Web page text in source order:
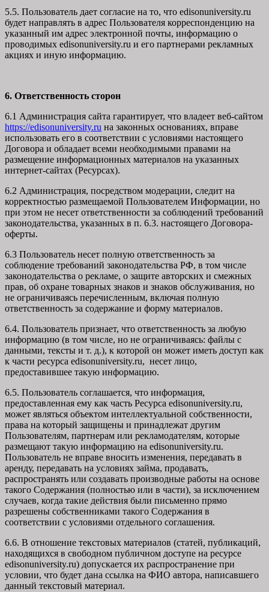
5.5. Пользователь дает согласие на то, что edisonuniversity.ru
будет направлять в адрес Пользователя корреспонденцию на
указанный им адрес электронной почты, информацию о
проводимых edisonuniversity.ru и его партнерами рекламных
акциях и иную информацию.
6. Ответственность сторон
6.1 Администрация сайта гарантирует, что владеет веб-сайтом
https://edisonuniversity.ru на законных основаниях, вправе
использовать его в соответствии с условиями настоящего
Договора и обладает всеми необходимыми правами на
размещение информационных материалов на указанных
интернет-сайтах (Ресурсах).
6.2 Администрация, посредством модерации, следит на
корректностью размещаемой Пользователем Информации, но
при этом не несет ответственности за соблюдений требований
законодательства, указанных в п. 6.3. настоящего Договора-
оферты.
6.3 Пользователь несет полную ответственность за
соблюдение требований законодательства РФ, в том числе
законодательства о рекламе, о защите авторских и смежных
прав, об охране товарных знаков и знаков обслуживания, но
не ограничиваясь перечисленным, включая полную
ответственность за содержание и форму материалов.
6.4. Пользователь признает, что ответственность за любую
информацию (в том числе, но не ограничиваясь: файлы с
данными, тексты и т. д.), к которой он может иметь доступ как
к части ресурса edisonuniversity.ru, несет лицо,
предоставившее такую информацию.
6.5. Пользователь соглашается, что информация,
предоставленная ему как часть Ресурса edisonuniversity.ru,
может являться объектом интеллектуальной собственности,
права на который защищены и принадлежат другим
Пользователям, партнерам или рекламодателям, которые
размещают такую информацию на edisonuniversity.ru.
Пользователь не вправе вносить изменения, передавать в
аренду, передавать на условиях займа, продавать,
распространять или создавать производные работы на основе
такого Содержания (полностью или в части), за исключением
случаев, когда такие действия были письменно прямо
разрешены собственниками такого Содержания в
соответствии с условиями отдельного соглашения.
6.6. В отношение текстовых материалов (статей, публикаций,
находящихся в свободном публичном доступе на ресурсе
edisonuniversity.ru) допускается их распространение при
условии, что будет дана ссылка на ФИО автора, написавшего
данный текстовый материал.